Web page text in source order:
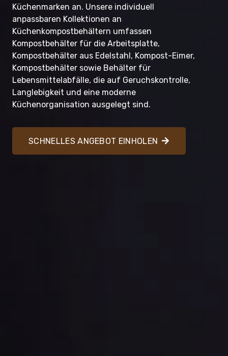
Küchenmarken an. Unsere individuell
anpassbaren Kollektionen an
Küchenkompostbehältern umfassen
Kompostbehälter für die Arbeitsplatte,
Kompostbehälter aus Edelstahl, Kompost-Eimer,
Kompostbehälter sowie Behälter für
Lebensmittelabfälle, die auf Geruchskontrolle,
Langlebigkeit und eine moderne
Küchenorganisation ausgelegt sind.
SCHNELLES ANGEBOT EINHOLEN